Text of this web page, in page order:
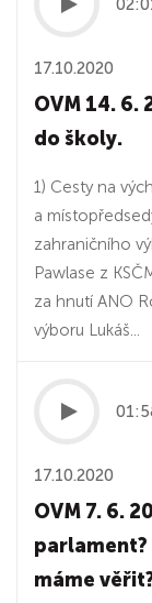
17.10.2020
OVM 14. 6.
do školy.
1) Cesty na
a
zahraničního
Pawlase z
za hnutí ANO
výboru Lukáš...
17.10.2020
OVM 7. 6.
parlament?
máme